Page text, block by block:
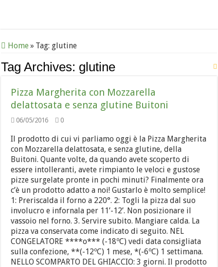
Home» Tag: glutine
Tag Archives: glutine
Pizza Margherita con Mozzarella
delattosata e senza glutine Buitoni
06/05/2016 0
Il prodotto di cui vi parliamo oggi è la Pizza Margherita
con Mozzarella delattosata, e senza glutine, della
Buitoni. Quante volte, da quando avete scoperto di
essere intolleranti, avete rimpianto le veloci e gustose
pizze surgelate pronte in pochi minuti? Finalmente ora
c’è un prodotto adatto a noi! Gustarlo è molto semplice!
1: Preriscalda il forno a 220°. 2: Togli la pizza dal suo
involucro e infornala per 11’-12’. Non posizionare il
vassoio nel forno. 3. Servire subito. Mangiare calda. La
pizza va conservata come indicato di seguito. NEL
CONGELATORE ****o*** (-18ºC) vedi data consigliata
sulla confezione, **(-12ºC) 1 mese, *(-6ºC) 1 settimana.
NELLO SCOMPARTO DEL GHIACCIO: 3 giorni. Il prodotto